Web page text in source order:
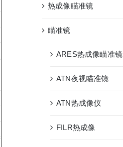
热成像瞄准镜
瞄准镜
ARES热成像瞄准镜
ATN夜视瞄准镜
ATN热成像仪
FILR热成像